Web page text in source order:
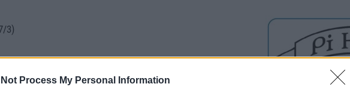
Not Process My Personal Information
3)